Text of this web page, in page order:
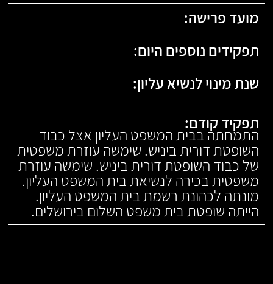
מועד פרישה:
תפקידים נוספים היום:
שנת מינוי לנשיא עליון:
תפקיד קודם:
התמחתה בבית המשפט העליון אצל כבוד
השופטת דורית ביניש. שימשה עוזרת משפטית
של כבוד השופטת דורית ביניש. שימשה עוזרת
משפטית בכירה לנשיאת בית המשפט העליון.
מונתה לכהונת רשמת בית המשפט העליון.
הייתה שופטת בית משפט השלום בירושלים.